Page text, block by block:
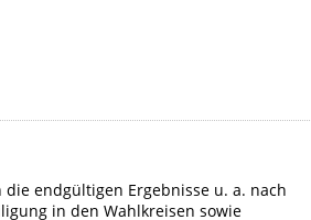
endgültigen Ergebnisse u. a. nach
in den Wahlkreisen sowie